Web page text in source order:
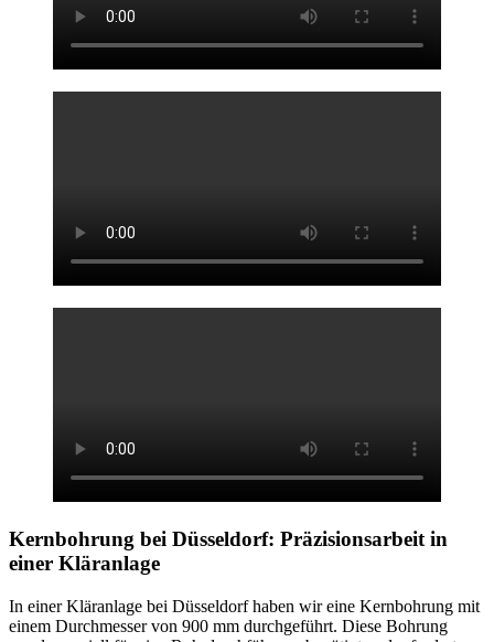
Kernbohrung bei Düsseldorf: Präzisionsarbeit in
einer Kläranlage
In einer Kläranlage bei Düsseldorf haben wir eine Kernbohrung mit
einem Durchmesser von 900 mm durchgeführt. Diese Bohrung